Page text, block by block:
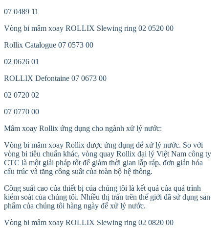
07 0489 11
Vòng bi mâm xoay ROLLIX Slewing ring 02 0520 00
Rollix Catalogue 07 0573 00
02 0626 01
ROLLIX Defontaine 07 0673 00
02 0720 02
07 0770 00
Mâm xoay Rollix ứng dụng cho ngành xử lý nước:
Vòng bi mâm xoay Rollix được ứng dụng để xử lý nước. So với
vòng bi tiêu chuẩn khác, vòng quay Rollix đại lý Việt Nam công ty
CTC là một giải pháp tốt để giảm thời gian lắp ráp, đơn giản hóa
cấu trúc và tăng công suất của toàn bộ hệ thống.
Công suất cao của thiết bị của chúng tôi là kết quả của quá trình
kiểm soát của chúng tôi. Nhiều thị trấn trên thế giới đã sử dụng sản
phẩm của chúng tôi hàng ngày để xử lý nước.
Vòng bi mâm xoay ROLLIX Slewing ring 02 0820 00